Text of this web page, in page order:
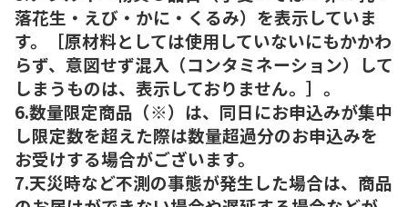
落花生・えび・かに・くるみ）を表示していま
す。［原材料としては使用していないにもかかわ
らず、意図せず混入（コンタミネーション）して
しまうものは、表示しておりません。］。
6.数量限定商品（※）は、同日にお申込みが集中
し限定数を超えた際は数量超過分のお申込みを
お受けする場合がございます。
7.天災時など不測の事態が発生した場合は、商品